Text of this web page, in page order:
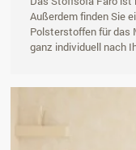
Außerdem finden Sie
Polsterstoffen für das
ganz individuell nach